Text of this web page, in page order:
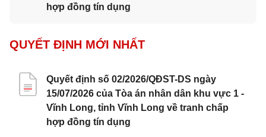
hợp đồng tín dụng
QUYẾT ĐỊNH MỚI NHẤT
Quyết định số 02/2026/QĐST-DS ngày
15/07/2026 của Tòa án nhân dân khu vực 1 -
Vĩnh Long, tỉnh Vĩnh Long về tranh chấp
hợp đồng tín dụng